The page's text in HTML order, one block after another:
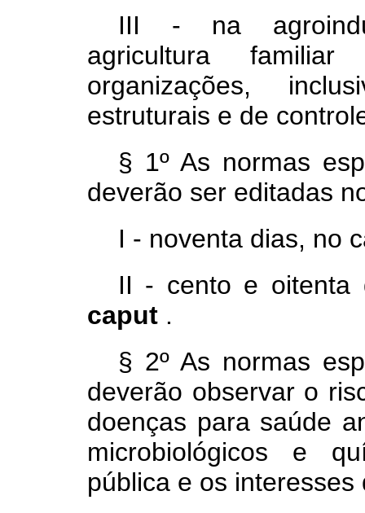
III - na
agricultura
organizações,
estruturais e de
§ 1º As normas
deverão ser editadas
I - noventa dias, no
II - cento e oitenta
caput .
§ 2ºAs normas
deverão observar o
doenças para saúde
microbiológicos e
pública e os interesses